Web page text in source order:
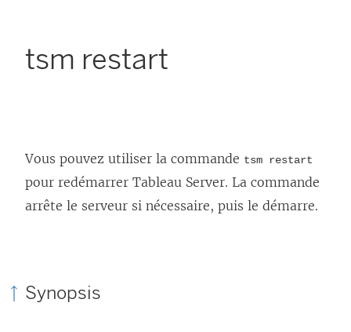
tsm restart
Vous pouvez utiliser la commande tsm restart
pour redémarrer Tableau Server. La commande
arrête le serveur si nécessaire, puis le démarre.
Synopsis